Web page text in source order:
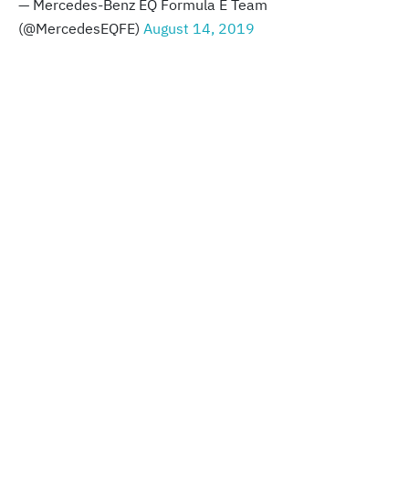
— Mercedes-Benz EQ Formula E Team
(@MercedesEQFE) August 14, 2019